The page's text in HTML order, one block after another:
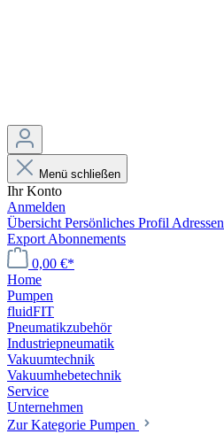
Menü schließen
Ihr Konto
Anmelden
Übersicht Persönliches Profil Adressen
Export Abonnements
0,00 €*
Home
Pumpen
fluidFIT
Pneumatikzubehör
Industriepneumatik
Vakuumtechnik
Vakuumhebetechnik
Service
Unternehmen
Zur Kategorie Pumpen